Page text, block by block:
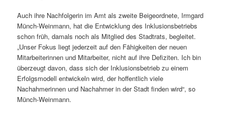
Auch ihre Nachfolgerin im Amt als zweite Beigeordnete, Irmgard
Münch-Weinmann, hat die Entwicklung des Inklusionsbetriebs
schon früh, damals noch als Mitglied des Stadtrats, begleitet.
„Unser Fokus liegt jederzeit auf den Fähigkeiten der neuen
Mitarbeiterinnen und Mitarbeiter, nicht auf ihre Defiziten. Ich bin
überzeugt davon, dass sich der Inklusionsbetrieb zu einem
Erfolgsmodell entwickeln wird, der hoffentlich viele
Nachahmerinnen und Nachahmer in der Stadt finden wird“, so
Münch-Weinmann.